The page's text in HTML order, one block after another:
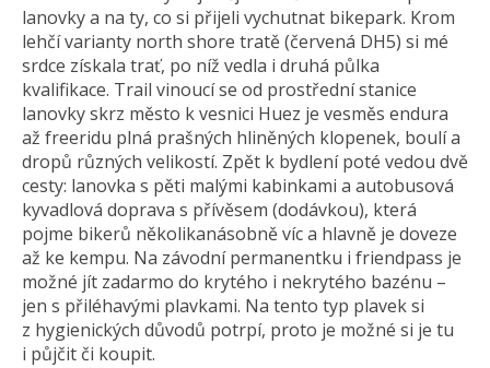
lanovky a na ty, co si přijeli vychutnat bikepark. Krom
lehčí varianty north shore tratě (červená DH5) si mé
srdce získala trať, po níž vedla i druhá půlka
kvalifikace. Trail vinoucí se od prostřední stanice
lanovky skrz město k vesnici Huez je vesměs endura
až freeridu plná prašných hliněných klopenek, boulí a
dropů různých velikostí. Zpět k bydlení poté vedou dvě
cesty: lanovka s pěti malými kabinkami a autobusová
kyvadlová doprava s přívěsem (dodávkou), která
pojme bikerů několikanásobně víc a hlavně je doveze
až ke kempu. Na závodní permanentku i friendpass je
možné jít zadarmo do krytého i nekrytého bazénu –
jen s přiléhavými plavkami. Na tento typ plavek si
z hygienických důvodů potrpí, proto je možné si je tu
i půjčit či koupit.